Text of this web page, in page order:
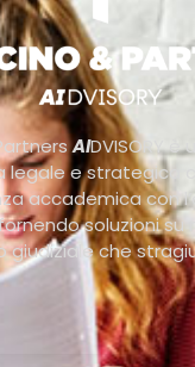
AIDVISORY
legale e strategica
accademica con
soluzioni su
giudiziale che